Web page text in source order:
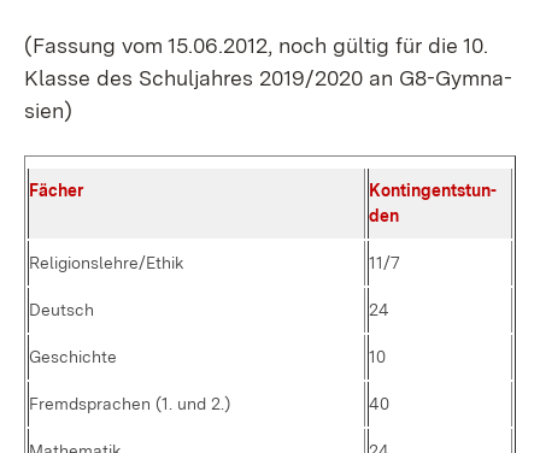
(Fas­sung vom 15.06.2012, noch gül­tig für die 10.
Klas­se des Schul­jah­res 2019/2020 an G8-Gym­na­
si­en)
Fä­cher
Kon­tin­gent­stun­
den
Re­li­gi­ons­leh­re/E­thik 11/7
Deutsch 24
Ge­schich­te 10
Fremd­spra­chen (1. und 2.) 40